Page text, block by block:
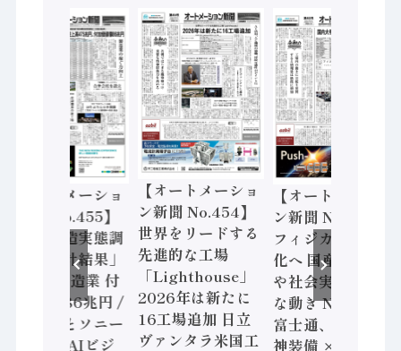
【オートメーショ
ン新聞 No.455】
「経済構造実態調
査二次集計結果」
2024年製造業 付
加価値額86兆円 /
三菱電機とソニー
セミコン AIビジ
【オートメーショ
ン新聞 No.454】
世界をリードする
先進的な工場
「Lighthouse」
2026年は新たに
16工場追加 日立
ヴァンタラ米国工
【オートメーショ
ン新聞 No.453】
フィジカルAI本格
化へ 国産AI開発
や社会実装に活発
な動き Noetra、
富士通、日立 / 兵
神装備 × HMS、